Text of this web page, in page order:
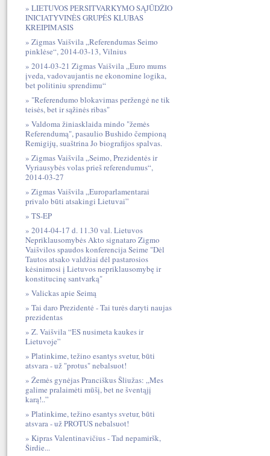
LIETUVOS PERSITVARKYMO SĄJŪDŽIO
INICIATYVINĖS GRUPĖS KLUBAS
KREIPIMASIS
Zigmas Vaišvila „Referendumas Seimo
pinklėse“, 2014-03-13, Vilnius
2014-03-21 Zigmas Vaišvila „Euro mums
įveda, vadovaujantis ne ekonomine logika,
bet politiniu sprendimu“
"Referendumo blokavimas peržengė ne tik
teisės, bet ir sąžinės ribas"
Valdoma žiniasklaida mindo "žemės
Referendumą", pasaulio Bushido čempioną
Remigijų, suaštrina Jo biografijos spalvas.
Zigmas Vaišvila „Seimo, Prezidentės ir
Vyriausybės volas prieš referendumus“,
2014-03-27
Zigmas Vaišvila „Europarlamentarai
privalo būti atsakingi Lietuvai”
TS-EP
2014-04-17 d. 11.30 val. Lietuvos
Nepriklausomybės Akto signataro Zigmo
Vaišvilos spaudos konferencija Seime "Dėl
Tautos atsako valdžiai dėl pastarosios
kėsinimosi į Lietuvos nepriklausomybę ir
konstitucinę santvarką"
Valickas apie Seimą
Tai daro Prezidentė - Tai turės daryti naujas
prezidentas
Z. Vaišvila “ES nusimeta kaukes ir
Lietuvoje”
Platinkime, težino esantys svetur, būti
atsvara - už "protus" nebalsuot!
Žemės gynėjas Pranciškus Šliužas: „Mes
galime pralaimėti mūšį, bet ne šventąjį
karą!..”
Platinkime, težino esantys svetur, būti
atsvara - už PROTUS nebalsuot!
Kipras Valentinavičius - Tad nepamiršk,
Širdie...